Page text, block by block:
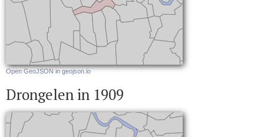
Open GeoJSON in geojson.io
Drongelen in 1909